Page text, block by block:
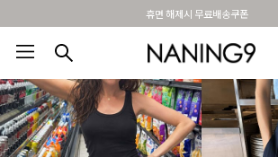
BEST 포토리뷰 - 매주 2명추첨 3만원쿠폰
BEST100🤍 NEW5% 베스트재진행 썸머여행룩